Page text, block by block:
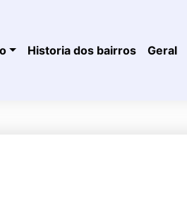
Historia dos bairros Geral